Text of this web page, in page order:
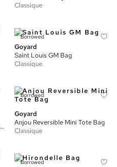
Classique
Borrowed
Goyard
Saint Louis GM Bag
Classique
Hulot Dans Le Train Anjou Reversible Mini Tote Bag
Borrowed
Goyard
Anjou Reversible Mini Tote Bag
Classique
Borrowed